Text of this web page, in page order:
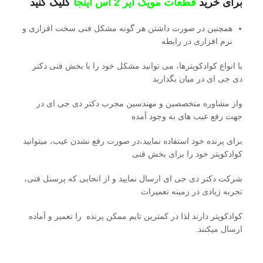
برای خرید قطعات مویک ایر 2 اس اینجا کلیک کنید
همچنین در صورت داشتن هر گونه مشکل فنی سخت افزاری و
نرم افزاری در رابطه
با انواع کوادکوپترها، می توانید مشکل خود را با بخش فنی دکتر
دی جی ای در میان بگدارید
واز مشاوره متخصصین و مهندسین مجرب دکتر دی جی ای در
جهت رفع عیب های به وجود آمده
برای پرنده خود استفاده نمایید،در صورت رفع نشدن عیب، میتوانید
کوادکوپتر خود را برای بخش فنی
شرکت دکتر دی جی ای ارسال نمایید و از انجایی که پرسنل فنی،
تجربه زیادی در زمینه تعمیرات
کوادکوپتر دارند لذا در کمترین تایم ممکن پرنده را تعمیر و آماده
ارسال میکنند.